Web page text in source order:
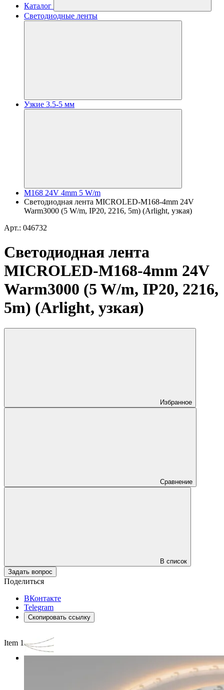
Каталог
Светодиодные ленты
Узкие 3.5-5 мм
M168 24V 4mm 5 W/m
Светодиодная лента MICROLED-M168-4mm 24V
Warm3000 (5 W/m, IP20, 2216, 5m) (Arlight, узкая)
Арт.: 046732
Светодиодная лента
MICROLED-M168-4mm 24V
Warm3000 (5 W/m, IP20, 2216,
5m) (Arlight, узкая)
Избранное
Сравнение
В список
Задать вопрос
Поделиться
ВКонтакте
Telegram
Скопировать ссылку
Item 1 of 3